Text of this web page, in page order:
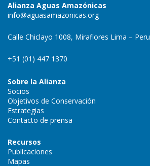
Alianza Aguas Amazónicas
info@aguasamazonicas.org
Calle Chiclayo 1008, Miraflores Lima – Peru
+51 (01) 447 1370
Sobre la Alianza
Socios
Objetivos de Conservación
Estrategias
Contacto de prensa
Recursos
Publicaciones
Mapas